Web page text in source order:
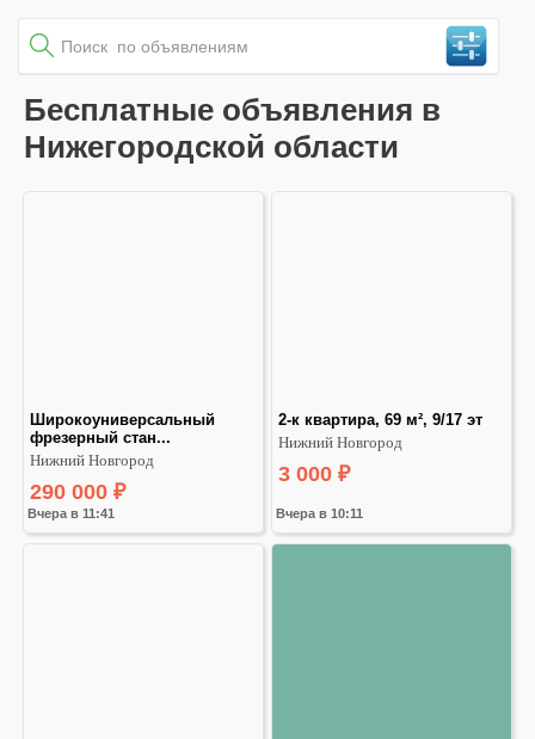
Бесплатные объявления в
Нижегородской области
Вчера в 11:41
⁣Широкоуниверсальный
фрезерный стан...
Нижний Новгород
290 000 ₽
Вчера в 10:11
2-к квартира, 69 м², 9/17 эт
Нижний Новгород
3 000 ₽